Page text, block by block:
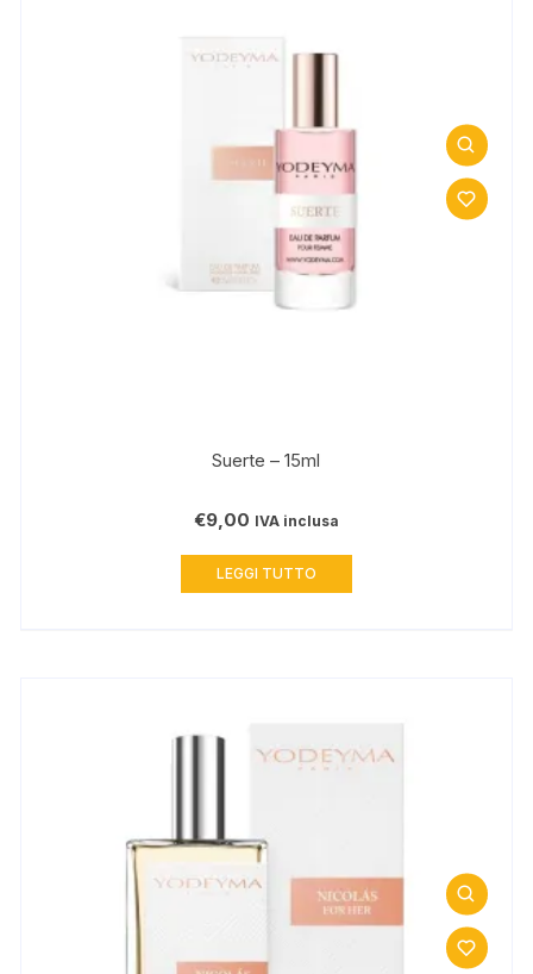
Suerte – 15ml
€9,00 IVA inclusa
LEGGI TUTTO